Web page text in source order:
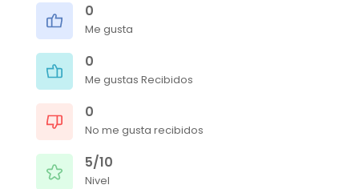
0
Me gusta
0
Me gustas Recibidos
0
No me gusta recibidos
5/10
Nivel